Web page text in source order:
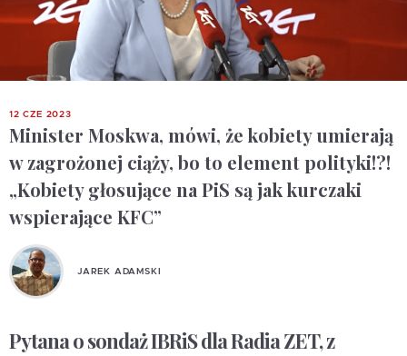
12 CZE 2023
Minister Moskwa, mówi, że kobiety umierają
w zagrożonej ciąży, bo to element polityki!?!
„Kobiety głosujące na PiS są jak kurczaki
wspierające KFC”
JAREK ADAMSKI
Pytana o sondaż IBRiS dla Radia ZET, z